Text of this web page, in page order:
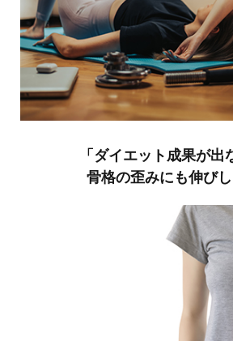
「ダイエット成果が出
骨格の歪みにも伸び